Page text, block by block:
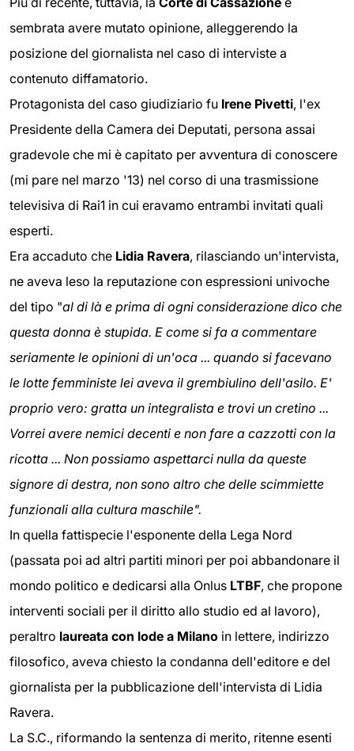
sembrata avere mutato opinione, alleggerendo la
posizione del giornalista nel caso di interviste a
contenuto diffamatorio.
Protagonista del caso giudiziario fu Irene Pivetti, l'ex
Presidente della Camera dei Deputati, persona assai
gradevole che mi è capitato per avventura di conoscere
(mi pare nel marzo '13) nel corso di una trasmissione
televisiva di Rai1 in cui eravamo entrambi invitati quali
esperti.
Era accaduto che Lidia Ravera, rilasciando un'intervista,
ne aveva leso la reputazione con espressioni univoche
del tipo "al di là e prima di ogni considerazione dico che
questa donna è stupida. E come si fa a commentare
seriamente le opinioni di un'oca ... quando si facevano
le lotte femministe lei aveva il grembiulino dell'asilo. E'
proprio vero: gratta un integralista e trovi un cretino ...
Vorrei avere nemici decenti e non fare a cazzotti con la
ricotta ... Non possiamo aspettarci nulla da queste
signore di destra, non sono altro che delle scimmiette
funzionali alla cultura maschile".
In quella fattispecie l'esponente della Lega Nord
(passata poi ad altri partiti minori per poi abbandonare il
mondo politico e dedicarsi alla Onlus LTBF, che propone
interventi sociali per il diritto allo studio ed al lavoro),
peraltro laureata con lode a Milano in lettere, indirizzo
filosofico, aveva chiesto la condanna dell'editore e del
giornalista per la pubblicazione dell'intervista di Lidia
Ravera.
La S.C., riformando la sentenza di merito, ritenne esenti